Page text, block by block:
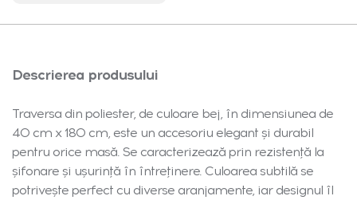
Descrierea produsului
Traversa din poliester, de culoare bej, în dimensiunea de
40 cm x 180 cm, este un accesoriu elegant și durabil
pentru orice masă. Se caracterizează prin rezistență la
șifonare și ușurință în întreținere. Culoarea subtilă se
potrivește perfect cu diverse aranjamente, iar designul îl